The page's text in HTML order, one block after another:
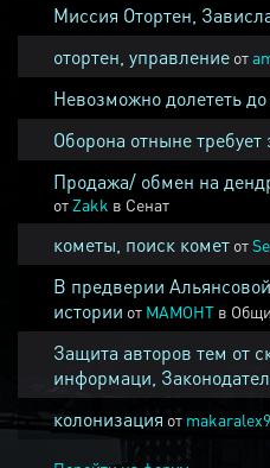
Миссия Отортен,
отортен, управление от
Невозможно долететь
Оборона отныне требует
Продажа/ обмен на
от Zakk в Сенат
кометы, поиск комет от
В предверии
истории от MAMOHT в
Защита авторов тем от
информаци,
колонизация от